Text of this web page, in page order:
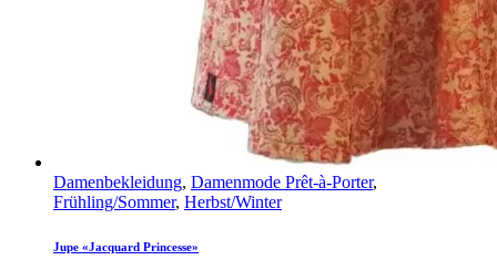
Damenbekleidung, Damenmode Prêt-à-Porter,
Frühling/Sommer, Herbst/Winter
Jupe «Jacquard Princesse»